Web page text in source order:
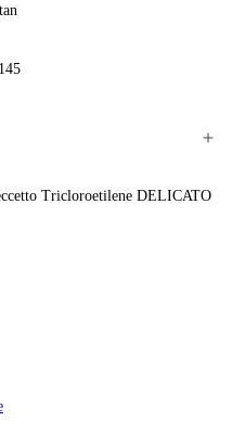
Tricloroetilene DELICATO